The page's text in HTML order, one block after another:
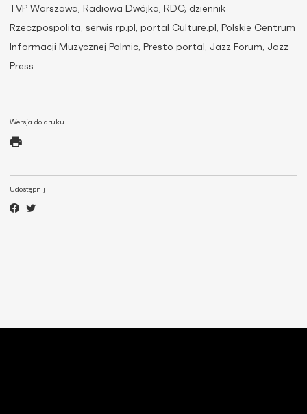
Wersja do druku
Udostępnij
TVP Warszawa, Radiowa Dwójka, RDC, dziennik
Rzeczpospolita, serwis rp.pl, portal Culture.pl, Polskie Centrum
Informacji Muzycznej Polmic, Presto portal, Jazz Forum, Jazz
Press